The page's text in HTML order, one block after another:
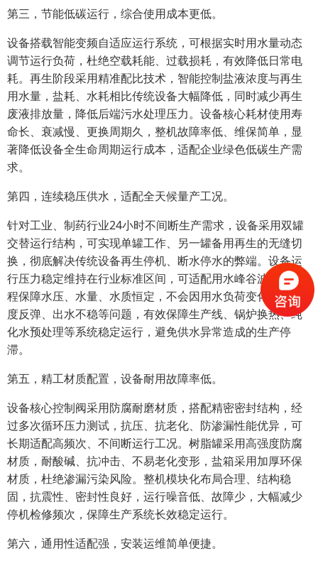
第三，节能低碳运行，综合使用成本更低。
设备搭载智能变频自适应运行系统，可根据实时用水量动态
调节运行负荷，杜绝空载耗能、过载损耗，有效降低日常电
耗。再生阶段采用精准配比技术，智能控制盐液浓度与再生
用水量，盐耗、水耗相比传统设备大幅降低，同时减少再生
废液排放量，降低后端污水处理压力。设备核心耗材使用寿
命长、衰减慢、更换周期久，整机故障率低、维保简单，显
著降低设备全生命周期运行成本，适配企业绿色低碳生产需
求。
第四，连续稳压供水，适配全天候量产工况。
针对工业、制药行业24小时不间断生产需求，设备采用双罐
交替运行结构，可实现单罐工作、另一罐备用再生的无缝切
换，彻底解决传统设备再生停机、断水停水的弊端。设备运
行压力稳定维持在行业标准区间，可适配用水峰谷波动，全
程保障水压、水量、水质恒定，不会因用水负荷变化出现硬
度反弹、出水不稳等问题，有效保障生产线、锅炉换热、纯
化水预处理等系统稳定运行，避免供水异常造成的生产停
滞。
第五，精工材质配置，设备耐用故障率低。
设备核心控制阀采用防腐耐磨材质，搭配精密密封结构，经
过多次循环压力测试，抗压、抗老化、防渗漏性能优异，可
长期适配高频次、不间断运行工况。树脂罐采用高强度防腐
材质，耐酸碱、抗冲击、不易老化变形，盐箱采用加厚环保
材质，杜绝渗漏污染风险。整机模块化布局合理、结构稳
固，抗震性、密封性良好，运行噪音低、故障少，大幅减少
停机检修频次，保障生产系统长效稳定运行。
第六，通用性适配强，安装运维简单便捷。